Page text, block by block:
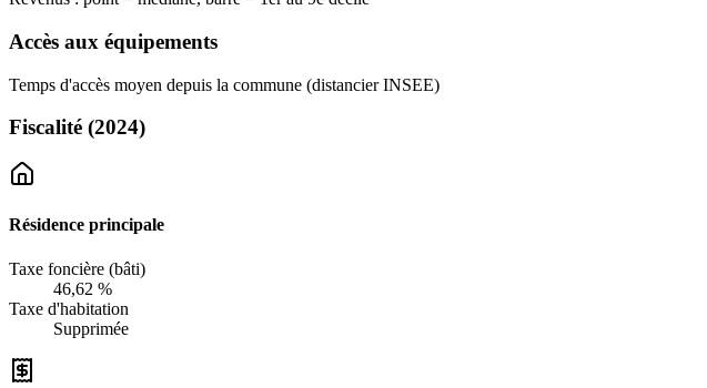
Accès aux équipements
Temps d'accès moyen depuis la commune (distancier INSEE)
Fiscalité (2024)
Résidence principale
Taxe foncière (bâti)
46,62 %
Taxe d'habitation
Supprimée